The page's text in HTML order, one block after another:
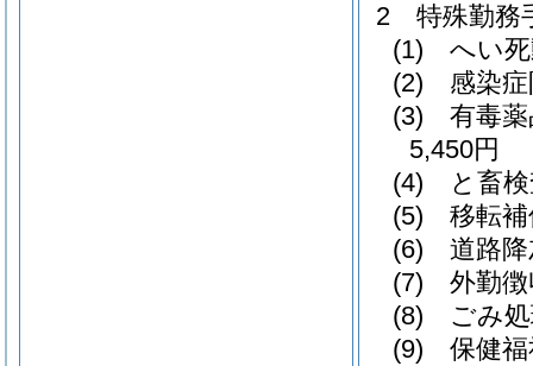
2
特殊勤務
(1)
へい
(2)
感染
(3)
有毒
5,450円
(4)
と畜
(5)
移転
(6)
道路
(7)
外勤
(8)
ごみ
(9)
保健